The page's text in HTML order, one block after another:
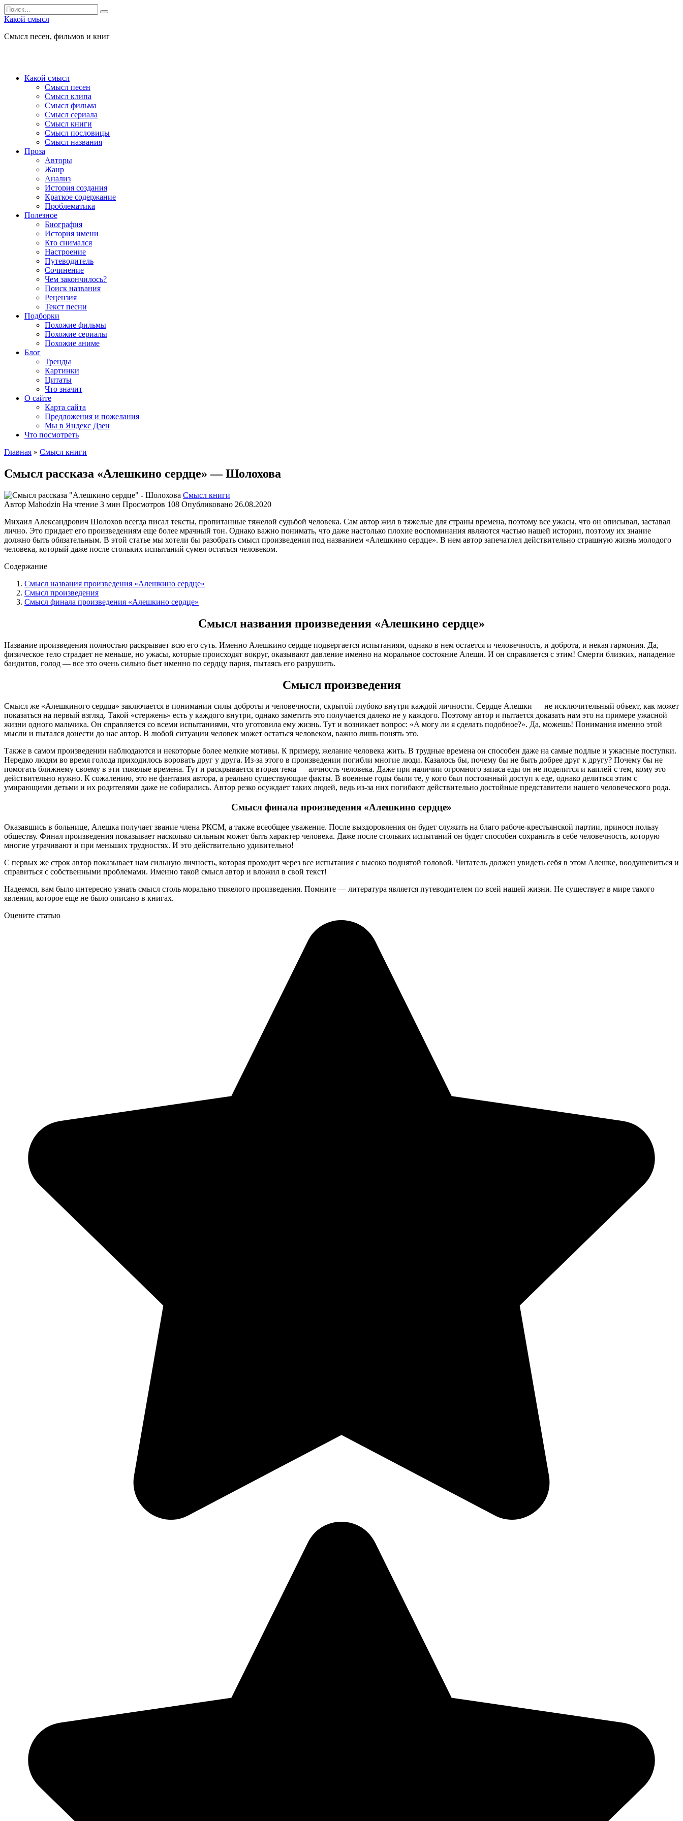
Перейти
к
Search
for:
Какой смысл
Смысл песен, фильмов и книг
Какой смысл
Смысл песен
Смысл клипа
Смысл фильма
Смысл сериала
Смысл книги
Смысл пословицы
Смысл названия
Проза
Авторы
Жанр
Анализ
История создания
Краткое содержание
Проблематика
Полезное
Биография
История имени
Кто снимался
Настроение
Путеводитель
Сочинение
Чем закончилось?
Поиск названия
Рецензия
Текст песни
Подборки
Похожие фильмы
Похожие сериалы
Похожие аниме
Блог
Тренды
Картинки
Цитаты
Что значит
О сайте
Карта сайта
Предложения и пожелания
Мы в Яндекс Дзен
Что посмотреть
Главная » Смысл книги
Смысл рассказа «Алешкино сердце» — Шолохова
Смысл книги
Автор Mahodzin На чтение 3 мин Просмотров 108 Опубликовано 26.08.2020
Михаил Александрович Шолохов всегда писал тексты, пропитанные тяжелой судьбой человека. Сам автор жил в тяжелые для страны времена, поэтому все ужасы, что он описывал, заставал
лично. Это придает его произведениям еще более мрачный тон. Однако важно понимать, что даже настолько плохие воспоминания являются частью нашей истории, поэтому их знание
должно быть обязательным. В этой статье мы хотели бы разобрать смысл произведения под названием «Алешкино сердце». В нем автор запечатлел действительно страшную жизнь молодого
человека, который даже после стольких испытаний сумел остаться человеком.
Содержание
Смысл названия произведения «Алешкино сердце»
Смысл произведения
Смысл финала произведения «Алешкино сердце»
Смысл названия произведения «Алешкино сердце»
Название произведения полностью раскрывает всю его суть. Именно Алешкино сердце подвергается испытаниям, однако в нем остается и человечность, и доброта, и некая гармония. Да,
физическое тело страдает не меньше, но ужасы, которые происходят вокруг, оказывают давление именно на моральное состояние Алеши. И он справляется с этим! Смерти близких, нападение
бандитов, голод — все это очень сильно бьет именно по сердцу парня, пытаясь его разрушить.
Смысл произведения
Смысл же «Алешкиного сердца» заключается в понимании силы доброты и человечности, скрытой глубоко внутри каждой личности. Сердце Алешки — не исключительный объект, как может
показаться на первый взгляд. Такой «стержень» есть у каждого внутри, однако заметить это получается далеко не у каждого. Поэтому автор и пытается доказать нам это на примере ужасной
жизни одного мальчика. Он справляется со всеми испытаниями, что уготовила ему жизнь. Тут и возникает вопрос: «А могу ли я сделать подобное?». Да, можешь! Понимания именно этой
мысли и пытался донести до нас автор. В любой ситуации человек может остаться человеком, важно лишь понять это.
Также в самом произведении наблюдаются и некоторые более мелкие мотивы. К примеру, желание человека жить. В трудные времена он способен даже на самые подлые и ужасные поступки.
Нередко людям во время голода приходилось воровать друг у друга. Из-за этого в произведении погибли многие люди. Казалось бы, почему бы не быть добрее друг к другу? Почему бы не
помогать ближнему своему в эти тяжелые времена. Тут и раскрывается вторая тема — алчность человека. Даже при наличии огромного запаса еды он не поделится и каплей с тем, кому это
действительно нужно. К сожалению, это не фантазия автора, а реально существующие факты. В военные годы были те, у кого был постоянный доступ к еде, однако делиться этим с
умирающими детьми и их родителями даже не собирались. Автор резко осуждает таких людей, ведь из-за них погибают действительно достойные представители нашего человеческого рода.
Смысл финала произведения «Алешкино сердце»
Оказавшись в больнице, Алешка получает звание члена РКСМ, а также всеобщее уважение. После выздоровления он будет служить на благо рабоче-крестьянской партии, принося пользу
обществу. Финал произведения показывает насколько сильным может быть характер человека. Даже после стольких испытаний он будет способен сохранить в себе человечность, которую
многие утрачивают и при меньших трудностях. И это действительно удивительно!
С первых же строк автор показывает нам сильную личность, которая проходит через все испытания с высоко поднятой головой. Читатель должен увидеть себя в этом Алешке, воодушевиться и
справиться с собственными проблемами. Именно такой смысл автор и вложил в свой текст!
Надеемся, вам было интересно узнать смысл столь морально тяжелого произведения. Помните — литература является путеводителем по всей нашей жизни. Не существует в мире такого
явления, которое еще не было описано в книгах.
Оцените статью